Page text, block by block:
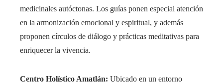
medicinales autóctonas. Los guías ponen especial atención
en la armonización emocional y espiritual, y además
proponen círculos de diálogo y prácticas meditativas para
enriquecer la vivencia.
Centro Holístico Amatlán: Ubicado en un entorno